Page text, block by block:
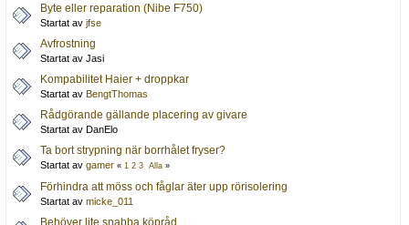
Byte eller reparation (Nibe F750)
Startat av jfse
Avfrostning
Startat av Jasi
Kompabilitet Haier + droppkar
Startat av BengtThomas
Rådgörande gällande placering av givare
Startat av DanElo
Ta bort strypning när borrhålet fryser?
Startat av gamer « 1 2 3 Alla »
Förhindra att möss och fåglar äter upp rörisolering
Startat av micke_011
Behöver lite snabba köpråd.